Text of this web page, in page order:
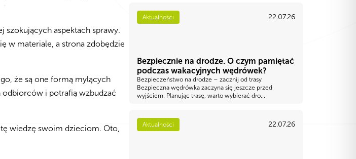
szokujących aspektach sprawy.
w materiale, a strona zdobędzie
że są one formą mylących
odbiorców i potrafią wzbudzać
wiedzę swoim dzieciom. Oto,
Aktualności 22.07.26
Bezpiecznie na drodze. O czym pamiętać
podczas wakacyjnych wędrówek?
Bezpieczeństwo na drodze – zacznij od trasy
Bezpieczna wędrówka zaczyna się jeszcze przed
wyjściem. Planując trasę, warto wybierać dro...
Aktualności 22.07.26